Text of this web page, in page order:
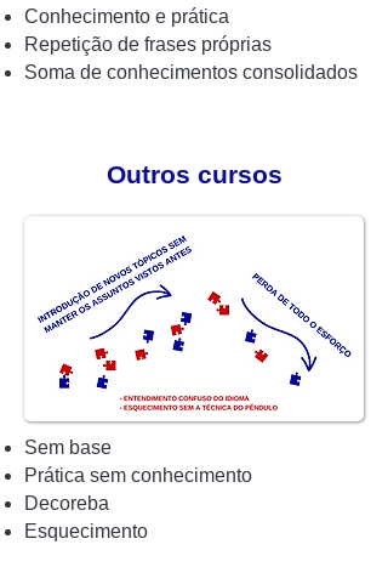
Conhecimento e prática
Repetição de frases próprias
Soma de conhecimentos consolidados
Outros cursos
Sem base
Prática sem conhecimento
Decoreba
Esquecimento